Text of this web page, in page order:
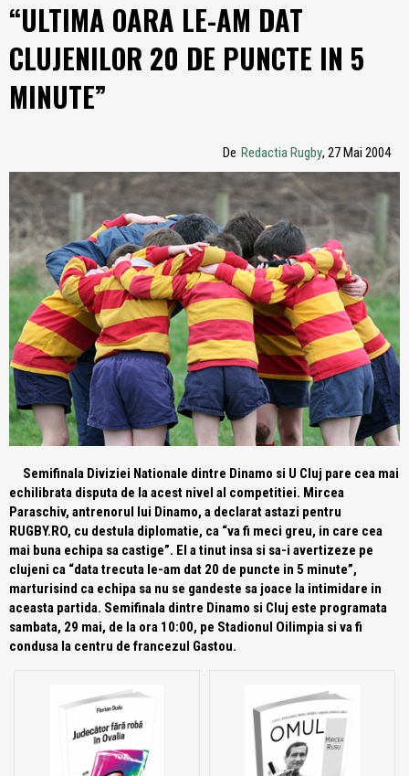
“ULTIMA OARA LE-AM DAT
CLUJENILOR 20 DE PUNCTE IN 5
MINUTE”
De Redactia Rugby, 27 Mai 2004
Semifinala Diviziei Nationale dintre Dinamo si U Cluj pare cea mai
echilibrata disputa de la acest nivel al competitiei. Mircea
Paraschiv, antrenorul lui Dinamo, a declarat astazi pentru
RUGBY.RO, cu destula diplomatie, ca “va fi meci greu, in care cea
mai buna echipa sa castige”. El a tinut insa si sa-i avertizeze pe
clujeni ca “data trecuta le-am dat 20 de puncte in 5 minute”,
marturisind ca echipa sa nu se gandeste sa joace la intimidare in
aceasta partida. Semifinala dintre Dinamo si Cluj este programata
sambata, 29 mai, de la ora 10:00, pe Stadionul Oilimpia si va fi
condusa la centru de francezul Gastou.